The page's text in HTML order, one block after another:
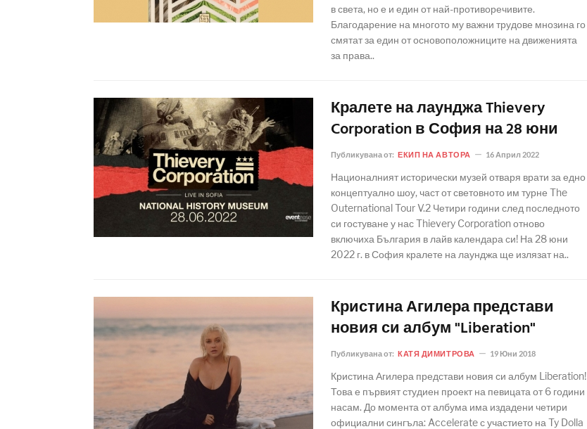
в света, но е и един от най-противоречивите.
Благодарение на многото му важни трудове мнозина го
смятат за един от основоположниците на движенията
за права..
Кралете на лаунджа Thievery
Corporation в София на 28 юни
Публикувана от: ЕКИП НА АВТОРА 16 Април 2022
Националният исторически музей отваря врати за едно
концептуално шоу, част от световното им турне The
Outernational Tour V.2 Четири години след последното
си гостуване у нас Thievery Corporation отново
включиха България в лайв календара си! На 28 юни
2022 г. в София кралете на лаунджа ще излязат на..
Кристина Агилера представи
новия си албум "Liberation"
Публикувана от: КАТЯ ДИМИТРОВА 19 Юни 2018
Кристина Агилера представи новия си албум Liberation!
Това е първият студиен проект на певицата от 6 години
насам. До момента от албума има издадени четири
официални сингъла: Accelerate с участието на Ty Dolla